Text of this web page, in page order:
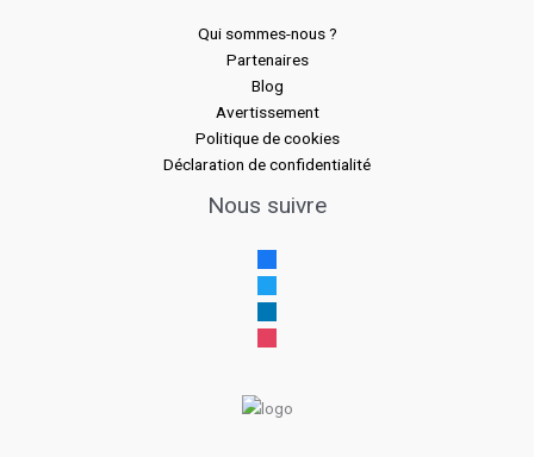
Qui sommes-nous ?
Partenaires
Blog
Avertissement
Politique de cookies
Déclaration de confidentialité
Nous suivre
facebook
twitter
linkedin
instagram